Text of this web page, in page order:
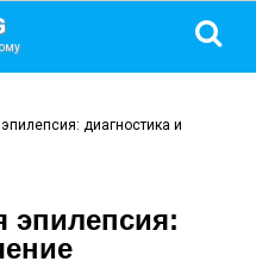
диагностика и
эпилепсия: